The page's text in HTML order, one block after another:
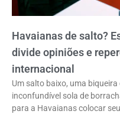
Havaianas de salto?
divide opiniões e
internacional
Um salto baixo, uma
inconfundível sola de
para a Havaianas colocar